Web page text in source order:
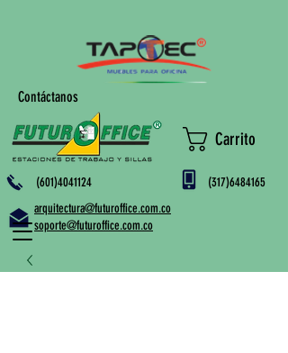
Contáctanos
Carrito
(601)4041124
(317)6484165
arquitectura@futuroffice.com.co
soporte@futuroffice.com.co